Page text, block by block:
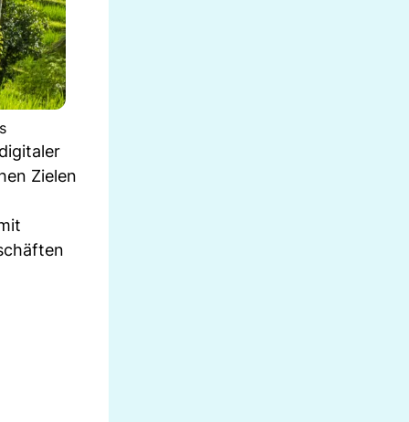
Zielen